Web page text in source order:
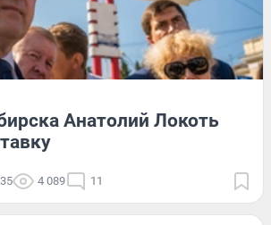
Анатолий Локоть
4 089 11